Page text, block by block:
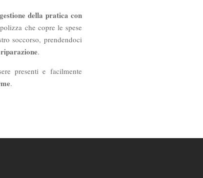
gestione della pratica con
che copre le spese
soccorso, prendendoci
.
presenti e facilmente
.